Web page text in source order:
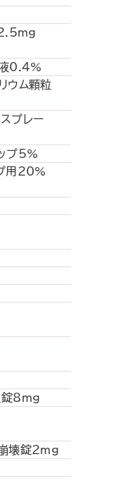
液0.4%
ウム顆粒
スプレー
ップ5%
プ用20%
錠8mg
崩壊錠2mg